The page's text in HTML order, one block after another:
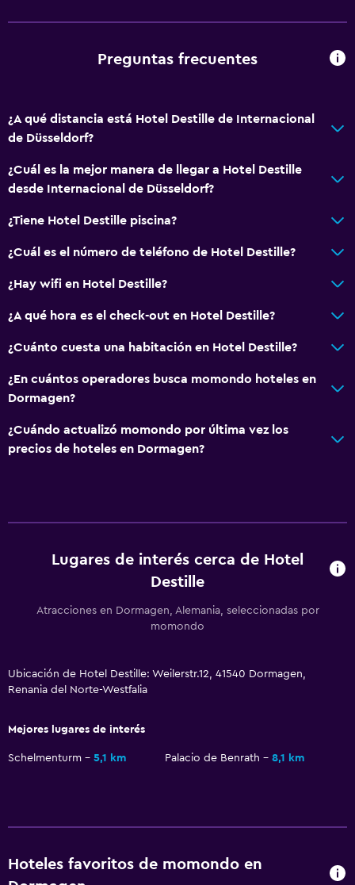
Piso de parquet o madera noble
Posibilidad de habitaciones conectadas
Alfombrado
Vista a la ciudad
Espacio de almacenamiento
Baño
Ducha
Tina de baño
Secador de pelo
Aseo
Papel higiénico
Baño privado
Estacionamiento y transporte
Estacionamiento gratuito
Sistema de entretenimiento
TV
Plancha y tabla de planchar
Preguntas frecuentes
¿A qué distancia está Hotel Destille de Internacional
de Düsseldorf?
¿Cuál es la mejor manera de llegar a Hotel Destille
desde Internacional de Düsseldorf?
¿Tiene Hotel Destille piscina?
¿Cuál es el número de teléfono de Hotel Destille?
¿Hay wifi en Hotel Destille?
¿A qué hora es el check-out en Hotel Destille?
¿Cuánto cuesta una habitación en Hotel Destille?
¿En cuántos operadores busca momondo hoteles en
Dormagen?
¿Cuándo actualizó momondo por última vez los
precios de hoteles en Dormagen?
Lugares de interés cerca de Hotel
Destille
Atracciones en Dormagen, Alemania, seleccionadas por
momondo
Ubicación de Hotel Destille: Weilerstr.12, 41540 Dormagen,
Renania del Norte-Westfalia
Mejores lugares de interés
Schelmenturm 5,1 km Palacio de Benrath 8,1 km
Hoteles favoritos de momondo en